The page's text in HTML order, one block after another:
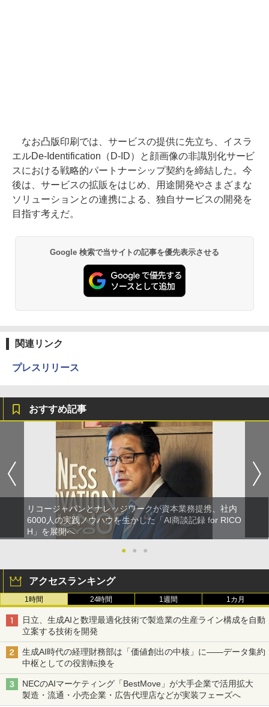
なお凸版印刷では、サービスの提供に先立ち、イスラ
エルDe-Identification（D-ID）と顔画像の非識別化サービ
スにおける戦略的パートナーシップ契約を締結した。今
後は、サービスの拡販をはじめ、用途開発やさまざまな
ソリューションとの連携による、独自サービスの開発を
目指す考えだ。
Google 検索で当サイトの記事を優先表示させる
関連リンク
プレスリリース
おすすめ記事
リコージャパンとナレッジワークが資本業務提携、社内
6000人の実践ノウハウを生かした「AI商談記録 for RICO
H」を展開へ
●
● ●
アクセスランキング
1時間 24時間 1週間 1カ月
日立、生成AIと数理最適化技術で製造業の生産ライン構成を自動
立案する技術を開発
生成AI時代の経理財務部は「価値創出の中核」に――データ集約
中枢としての役割転換を
NECのAIマーケティング「BestMove」が大手企業で活用拡大
製造・流通・小売企業・広告代理店などが実装フェーズへ